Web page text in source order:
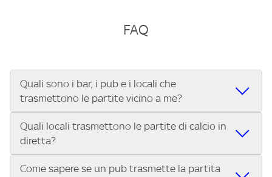
FAQ
Quali sono i bar, i pub e i locali che
trasmettono le partite vicino a me?
Se cerchi un bar, pub, ristorante o locale vicino a te per
vedere le partite di Serie A ENILIVE, la Serie C Sky Wifi, la
UEFA Champions League, la UEFA Europa League, la UEFA
Conference League, il Tennis, la Formula 1®, la MotoGP™ e
Quali locali trasmettono le partite di calcio in
diretta?
Vuoi sapere quali bar, pub o ristoranti mostrano le partite
Come sapere se un pub trasmette la partita